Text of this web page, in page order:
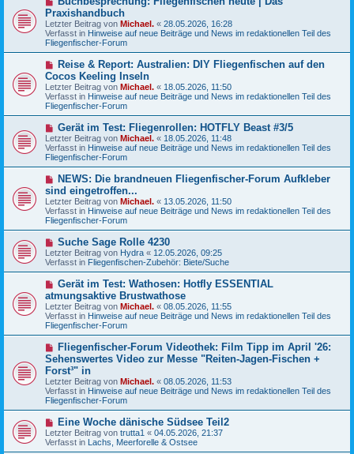
B
e
i
t
r
a
g
u
e
r
B
e
t
r
a
g
Praxishandbuch
Letzter Beitrag von Michael. « 28.05.2026, 16:28
Verfasst in Hinweise auf neue Beiträge und News im redaktionellen Teil des
Fliegenfischer-Forum
N
u
e
r
B
e
t
r
a
g
Reise & Report: Australien: DIY Fliegenfischen auf den
Cocos Keeling Inseln
Letzter Beitrag von Michael. « 18.05.2026, 11:50
Verfasst in Hinweise auf neue Beiträge und News im redaktionellen Teil des
Fliegenfischer-Forum
N
e
u
e
r
B
e
i
t
r
a
g
Gerät im Test: Fliegenrollen: HOTFLY Beast #3/5
Letzter Beitrag von Michael. « 18.05.2026, 11:48
Verfasst in Hinweise auf neue Beiträge und News im redaktionellen Teil des
Fliegenfischer-Forum
N
u
e
r
B
e
t
r
a
g
NEWS: Die brandneuen Fliegenfischer-Forum Aufkleber
sind eingetroffen...
Letzter Beitrag von Michael. « 13.05.2026, 11:50
Verfasst in Hinweise auf neue Beiträge und News im redaktionellen Teil des
Fliegenfischer-Forum
N
e
u
e
B
e
i
t
r
a
g
Suche Sage Rolle 4230
Letzter Beitrag von Hydra « 12.05.2026, 09:25
Verfasst in Fliegenfischen-Zubehör: Biete/Suche
N
u
e
r
B
e
t
r
a
g
Gerät im Test: Wathosen: Hotfly ESSENTIAL
atmungsaktive Brustwathose
Letzter Beitrag von Michael. « 08.05.2026, 11:55
Verfasst in Hinweise auf neue Beiträge und News im redaktionellen Teil des
Fliegenfischer-Forum
N
e
u
e
r
B
e
i
r
a
Fliegenfischer-Forum Videothek: Film Tipp im April '26:
Sehenswertes Video zur Messe "Reiten-Jagen-Fischen +
Forst³" in
Letzter Beitrag von Michael. « 08.05.2026, 11:53
Verfasst in Hinweise auf neue Beiträge und News im redaktionellen Teil des
Fliegenfischer-Forum
N
e
u
e
Eine Woche dänische Südsee Teil2
Letzter Beitrag von trutta1 « 04.05.2026, 21:37
Verfasst in Lachs, Meerforelle & Ostsee